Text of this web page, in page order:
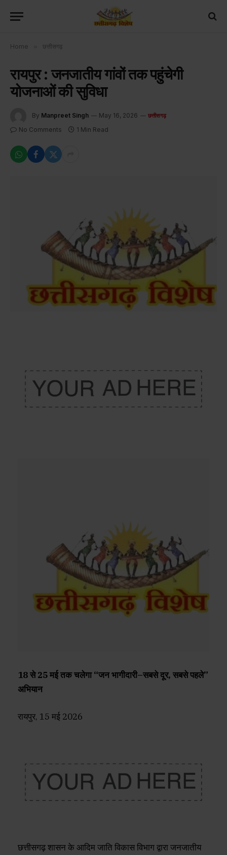
Home छत्तीसगढ़
रायपुर : जनजातीय गांवों तक पहुंचेगी
योजनाओं की सुविधा
By Manpreet Singh May 16, 2026 छत्तीसगढ़
No Comments 1 Min Read
18 से 25 मई तक चलेगा “जन भागीदारी–सबसे दूर, सबसे पहले”
अभियान
रायपुर, 15 मई 2026
छत्तीसगढ़ शासन के आदिम जाति विकास विभाग द्वारा जनजातीय